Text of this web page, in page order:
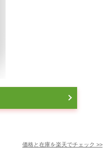
価格と在庫を楽天でチェック >>